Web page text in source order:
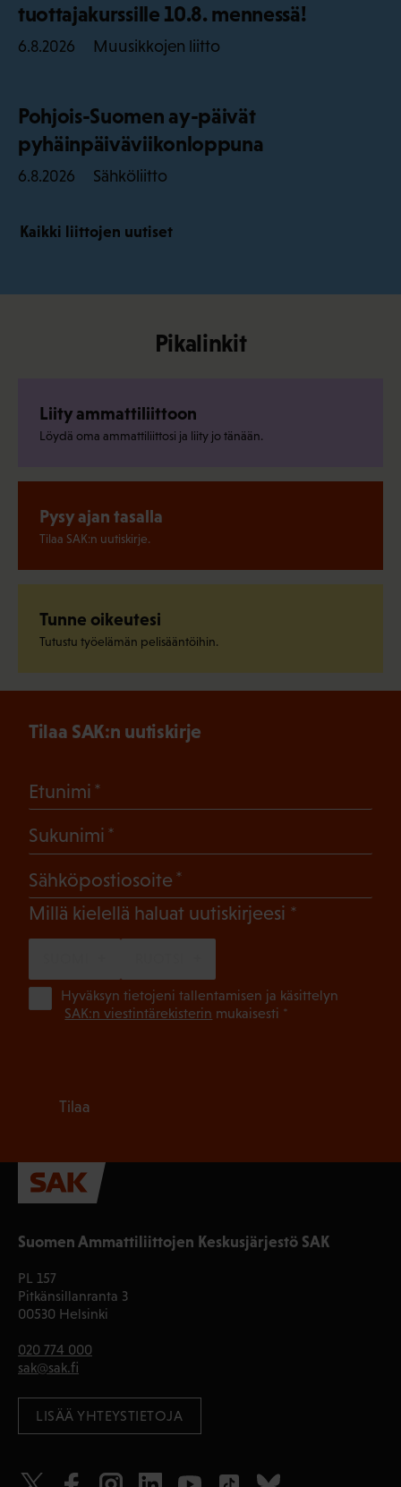
tuottajakurssille 10.8. mennessä!
6.8.2026 Muusikkojen liitto
Pohjois-Suomen ay-päivät
pyhäinpäiväviikonloppuna
6.8.2026 Sähköliitto
Kaikki liittojen uutiset
Pikalinkit
Liity ammattiliittoon
Löydä oma ammattiliittosi ja liity jo tänään.
Pysy ajan tasalla
Tilaa SAK:n uutiskirje.
Tunne oikeutesi
Tutustu työelämän pelisääntöihin.
Suomen Ammattiliittojen Keskusjärjestö SAK
PL 157
Pitkänsillanranta 3
00530 Helsinki
020 774 000
sak@sak.fi
LISÄÄ YHTEYSTIETOJA
Tilaa SAK:n uutiskirje
Etunimi
Sukunimi
Sähköpostiosoite
Millä kielellä haluat uutiskirjeesi (Pakollinen)
Hyväksyn tietojeni tallentamisen ja käsittelyn
SAK:n viestintärekisterin mukaisesti *
Tilaa